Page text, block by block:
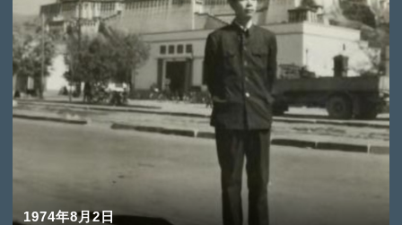
1974年8月2日